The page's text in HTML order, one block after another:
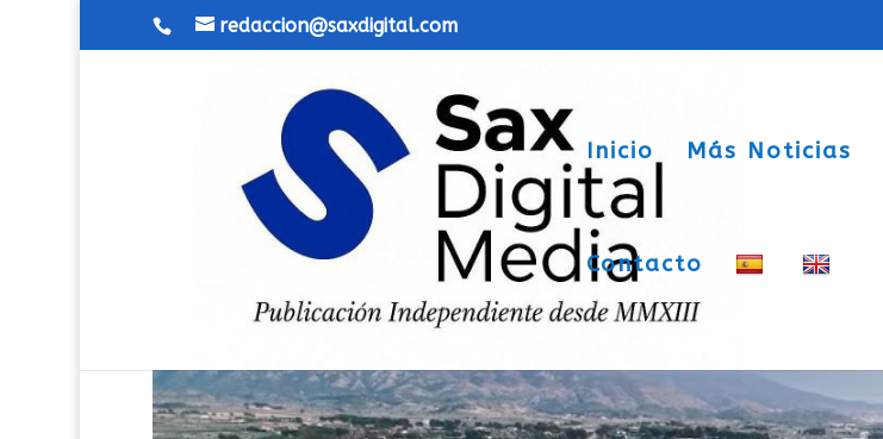
redaccion@saxdigital.com
Inicio Más Noticias
Contacto